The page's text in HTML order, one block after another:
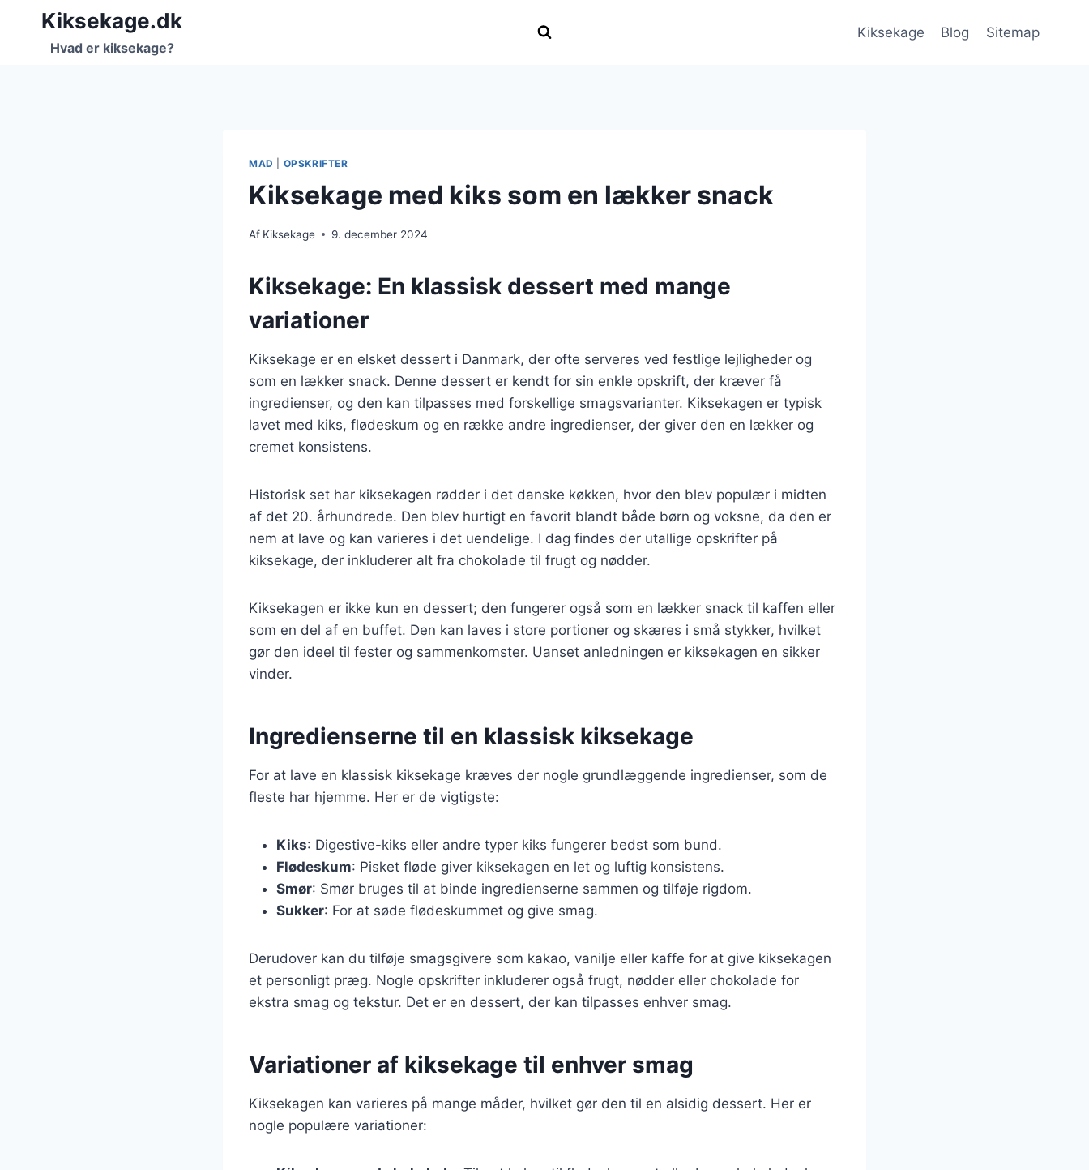
FortsætKiksekage.dk
Hvad er kiksekage?
Kiksekage Blog Sitemap
MAD OPSKRIFTER
Kiksekage med kiks som en lækker snack
Af Kiksekage 9. december 2024
Kiksekage: En klassisk dessert med mange
variationer
Kiksekage er en elsket dessert i Danmark, der ofte serveres ved festlige lejligheder og
som en lækker snack. Denne dessert er kendt for sin enkle opskrift, der kræver få
ingredienser, og den kan tilpasses med forskellige smagsvarianter. Kiksekagen er typisk
lavet med kiks, flødeskum og en række andre ingredienser, der giver den en lækker og
cremet konsistens.
Historisk set har kiksekagen rødder i det danske køkken, hvor den blev populær i midten
af det 20. århundrede. Den blev hurtigt en favorit blandt både børn og voksne, da den er
nem at lave og kan varieres i det uendelige. I dag findes der utallige opskrifter på
kiksekage, der inkluderer alt fra chokolade til frugt og nødder.
Kiksekagen er ikke kun en dessert; den fungerer også som en lækker snack til kaffen eller
som en del af en buffet. Den kan laves i store portioner og skæres i små stykker, hvilket
gør den ideel til fester og sammenkomster. Uanset anledningen er kiksekagen en sikker
vinder.
Ingredienserne til en klassisk kiksekage
For at lave en klassisk kiksekage kræves der nogle grundlæggende ingredienser, som de
fleste har hjemme. Her er de vigtigste:
Kiks: Digestive-kiks eller andre typer kiks fungerer bedst som bund.
Flødeskum: Pisket fløde giver kiksekagen en let og luftig konsistens.
Smør: Smør bruges til at binde ingredienserne sammen og tilføje rigdom.
Sukker: For at søde flødeskummet og give smag.
Derudover kan du tilføje smagsgivere som kakao, vanilje eller kaffe for at give kiksekagen
et personligt præg. Nogle opskrifter inkluderer også frugt, nødder eller chokolade for
ekstra smag og tekstur. Det er en dessert, der kan tilpasses enhver smag.
Variationer af kiksekage til enhver smag
Kiksekagen kan varieres på mange måder, hvilket gør den til en alsidig dessert. Her er
nogle populære variationer: